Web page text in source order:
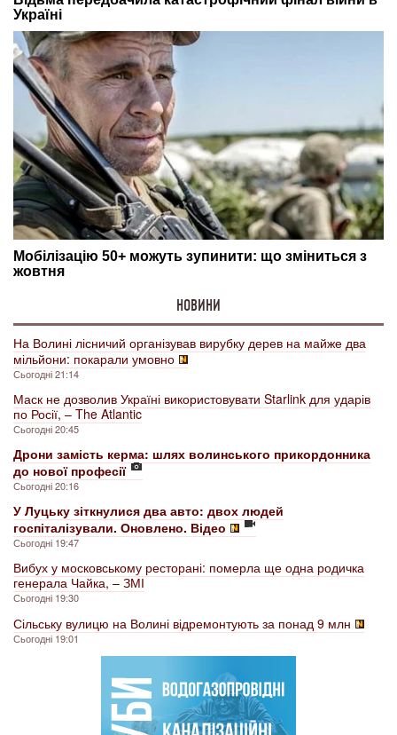
НОВИНИ
На Волині лісничий організував вирубку дерев на майже два
мільйони: покарали умовно
Сьогодні 21:14
Маск не дозволив Україні використовувати Starlink для ударів
по Росії, – The Atlantic
Сьогодні 20:45
Дрони замість керма: шлях волинського прикордонника
до нової професії
Сьогодні 20:16
У Луцьку зіткнулися два авто: двох людей
госпіталізували. Оновлено. Відео
Сьогодні 19:47
Вибух у московському ресторані: померла ще одна родичка
генерала Чайка, – ЗМІ
Сьогодні 19:30
Сільську вулицю на Волині відремонтують за понад 9 млн
Сьогодні 19:01